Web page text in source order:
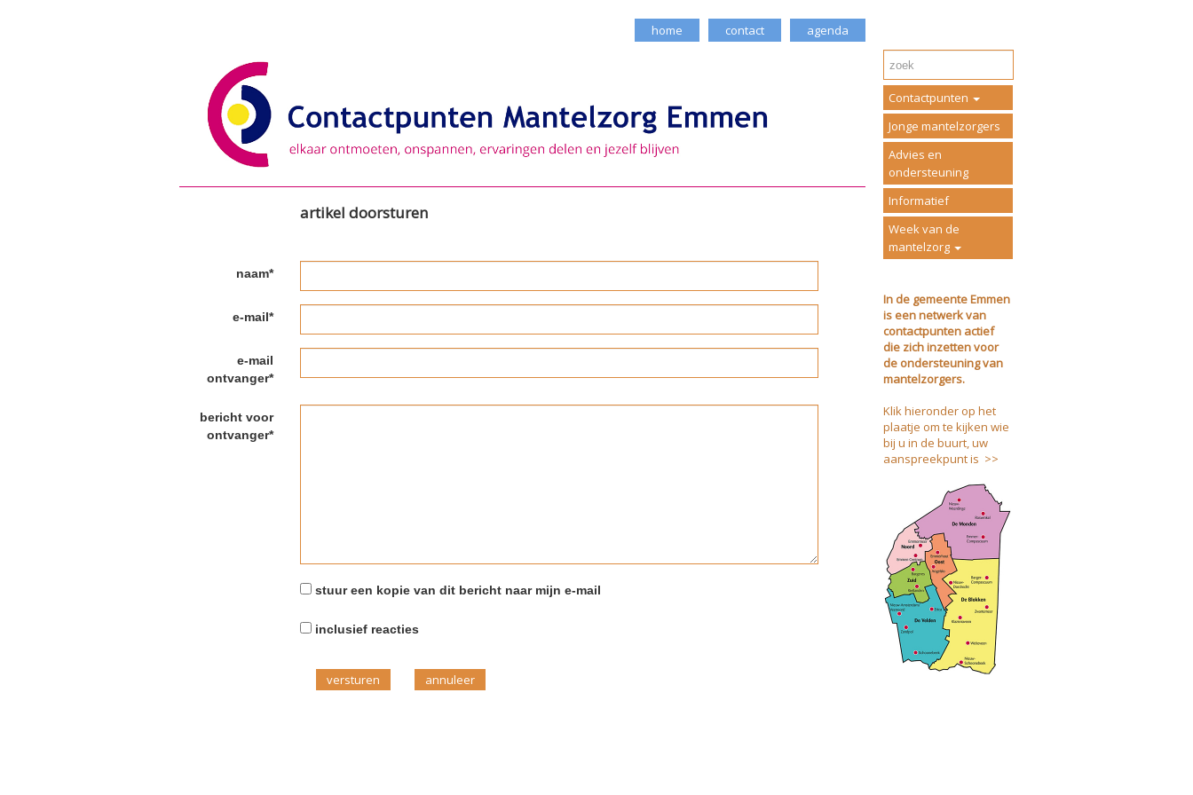
home contact agenda
artikel doorsturen
naam*
e-mail*
e-mail
ontvanger*
bericht voor
ontvanger*
stuur een kopie van dit bericht naar mijn e-mail
inclusief reacties
versturen
Contactpunten
Jonge mantelzorgers
Advies en
ondersteuning
Informatief
Week van de
mantelzorg
In de gemeente Emmen
is een netwerk van
contactpunten actief
die zich inzetten voor
de ondersteuning van
mantelzorgers.
Klik hieronder op het
plaatje om te kijken wie
bij u in de buurt, uw
aanspreekpunt is >>